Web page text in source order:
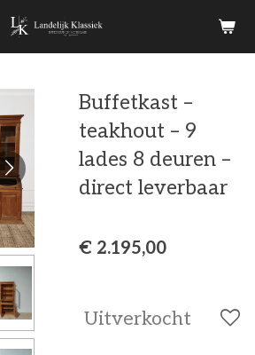
Buffetkast –
teakhout – 9
lades 8 deuren –
direct leverbaar
€ 2.195,00
Uitverkocht